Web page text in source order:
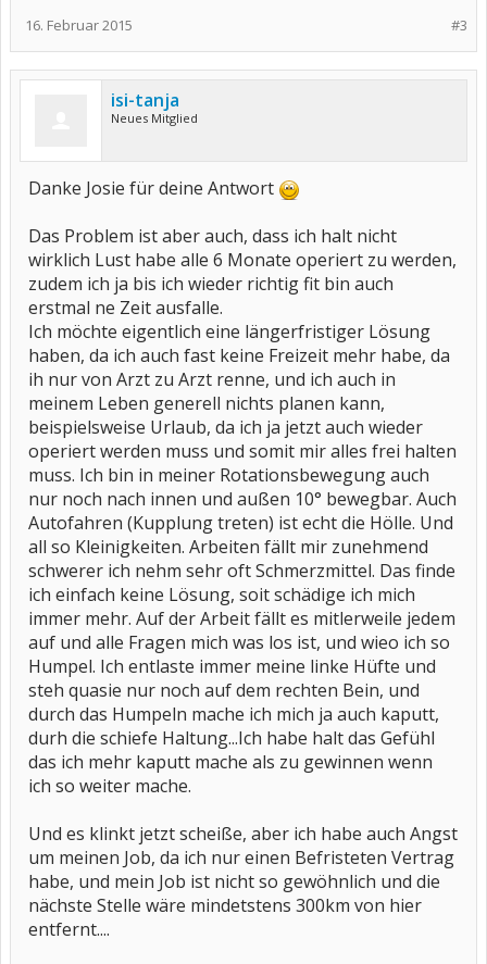
#3
16. Februar 2015
isi-tanja
Neues Mitglied
Danke Josie für deine Antwort
Das Problem ist aber auch, dass ich halt nicht
wirklich Lust habe alle 6 Monate operiert zu werden,
zudem ich ja bis ich wieder richtig fit bin auch
erstmal ne Zeit ausfalle.
Ich möchte eigentlich eine längerfristiger Lösung
haben, da ich auch fast keine Freizeit mehr habe, da
ih nur von Arzt zu Arzt renne, und ich auch in
meinem Leben generell nichts planen kann,
beispielsweise Urlaub, da ich ja jetzt auch wieder
operiert werden muss und somit mir alles frei halten
muss. Ich bin in meiner Rotationsbewegung auch
nur noch nach innen und außen 10° bewegbar. Auch
Autofahren (Kupplung treten) ist echt die Hölle. Und
all so Kleinigkeiten. Arbeiten fällt mir zunehmend
schwerer ich nehm sehr oft Schmerzmittel. Das finde
ich einfach keine Lösung, soit schädige ich mich
immer mehr. Auf der Arbeit fällt es mitlerweile jedem
auf und alle Fragen mich was los ist, und wieo ich so
Humpel. Ich entlaste immer meine linke Hüfte und
steh quasie nur noch auf dem rechten Bein, und
durch das Humpeln mache ich mich ja auch kaputt,
durh die schiefe Haltung...Ich habe halt das Gefühl
das ich mehr kaputt mache als zu gewinnen wenn
ich so weiter mache.
Und es klinkt jetzt scheiße, aber ich habe auch Angst
um meinen Job, da ich nur einen Befristeten Vertrag
habe, und mein Job ist nicht so gewöhnlich und die
nächste Stelle wäre mindetstens 300km von hier
entfernt....